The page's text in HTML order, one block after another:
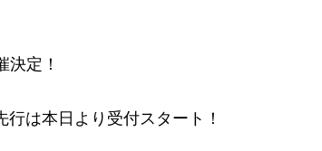
定！
は本日より受付スタート！